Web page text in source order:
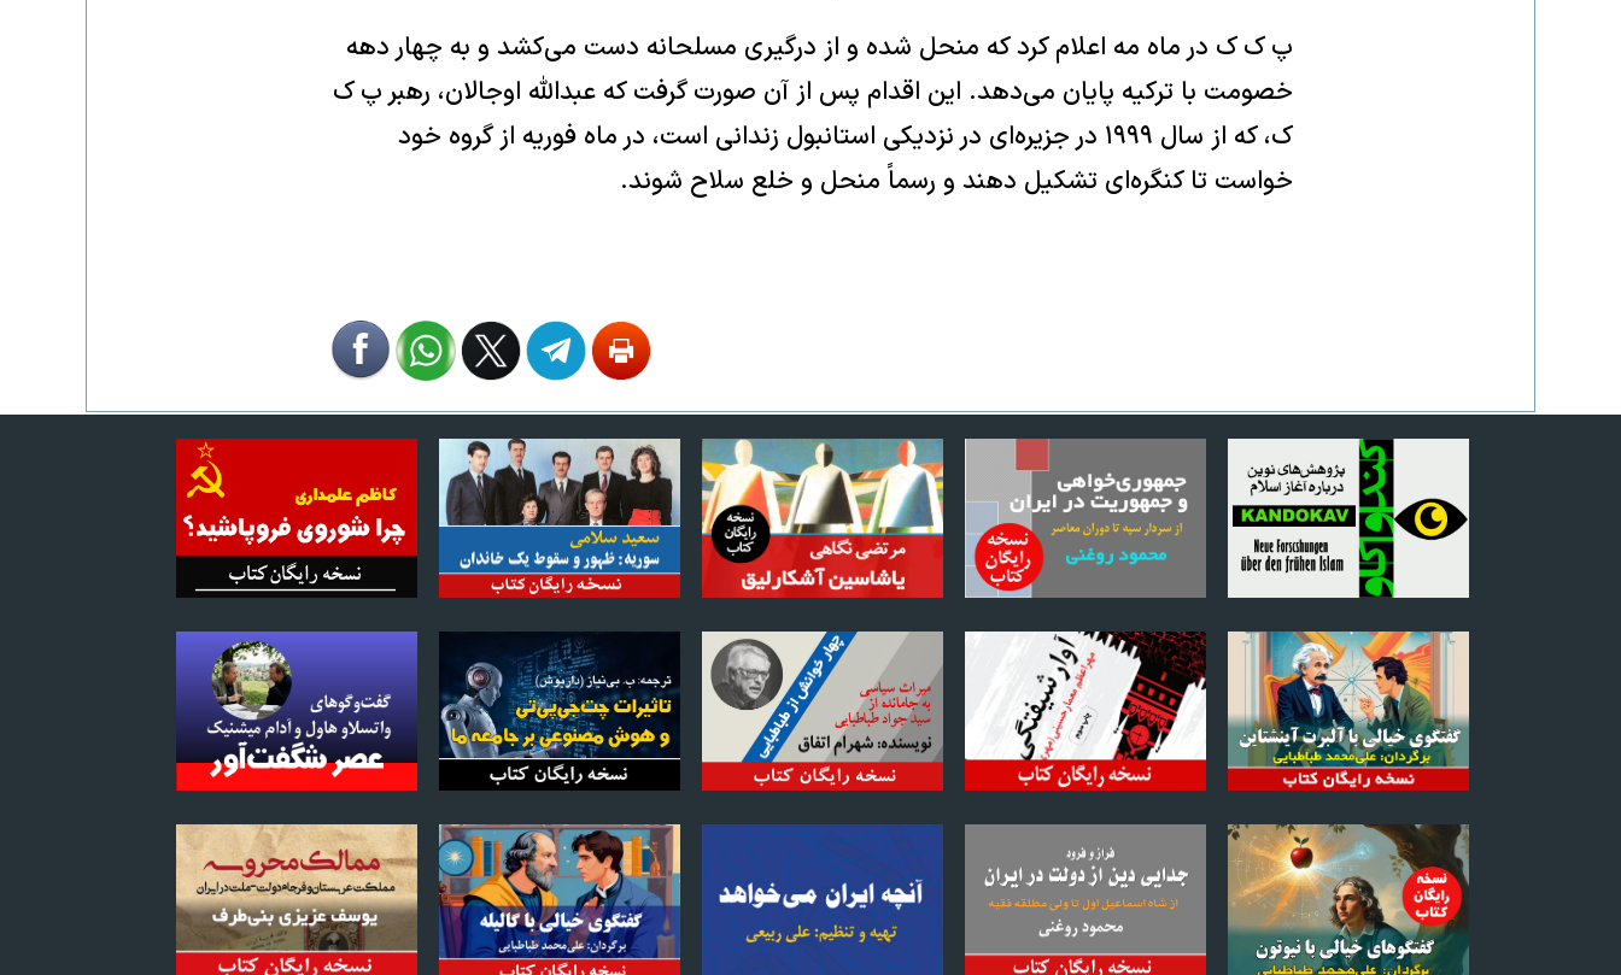
پ ک ک در ماه مه اعلام کرد که منحل شده و از درگیری مسلحانه دست می‌کشد و به چهار دهه
خصومت با ترکیه پایان می‌دهد. این اقدام پس از آن صورت گرفت که عبدالله اوجالان، رهبر پ ک
ک، که از سال ۱۹۹۹ در جزیره‌ای در نزدیکی استانبول زندانی است، در ماه فوریه از گروه خود
خواست تا کنگره‌ای تشکیل دهند و رسماً منحل و خلع سلاح شوند.